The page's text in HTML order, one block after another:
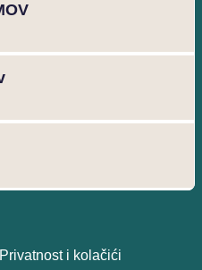
Privatnost i kolačići